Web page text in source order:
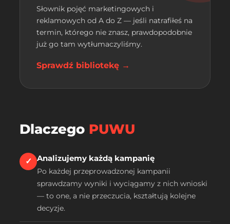
Słownik pojęć marketingowych i
reklamowych od A do Z — jeśli natrafiłeś na
termin, którego nie znasz, prawdopodobnie
już go tam wytłumaczyliśmy.
Sprawdź bibliotekę →
Dlaczego PUWU
✓ Analizujemy każdą kampanię
Po każdej przeprowadzonej kampanii
sprawdzamy wyniki i wyciągamy z nich wnioski
— to one, a nie przeczucia, kształtują kolejne
decyzje.